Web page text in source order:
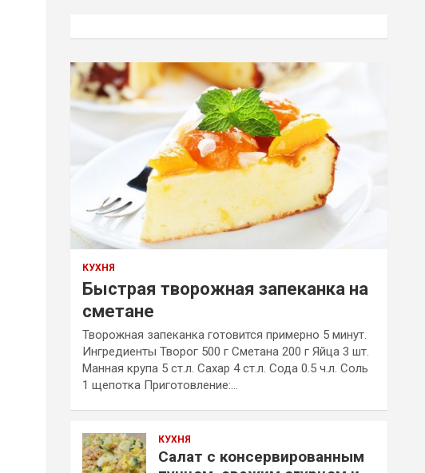
КУХНЯ
Быстрая творожная запеканка на
сметане
Творожная запеканка готовится примерно 5 минут.
Ингредиенты Творог 500 г Сметана 200 г Яйца 3 шт.
Манная крупа 5 ст.л. Сахар 4 ст.л. Сода 0.5 ч.л. Соль
1 щепотка Приготовление:…
КУХНЯ
Салат с консервированным